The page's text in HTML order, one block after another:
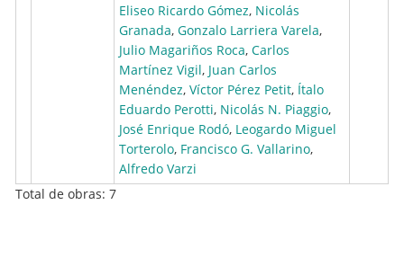
Eliseo Ricardo Gómez, Nicolás
Granada, Gonzalo Larriera Varela,
Julio Magariños Roca, Carlos
Martínez Vigil, Juan Carlos
Menéndez, Víctor Pérez Petit, Ítalo
Eduardo Perotti, Nicolás N. Piaggio,
José Enrique Rodó, Leogardo Miguel
Torterolo, Francisco G. Vallarino,
Alfredo Varzi
Total de obras: 7